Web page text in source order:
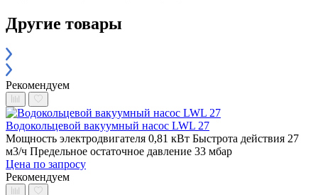
Другие товары
Рекомендуем
Водокольцевой вакуумный насос LWL 27
Мощность электродвигателя 0,81 кВт Быстрота действия 27
м3/ч Предельное остаточное давление 33 мбар
Цена по запросу
Рекомендуем